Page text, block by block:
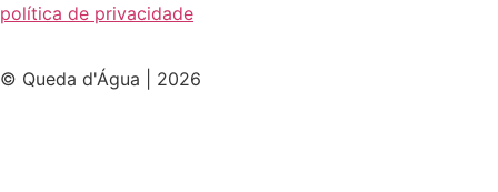
política de privacidade
© Queda d'Água | 2026